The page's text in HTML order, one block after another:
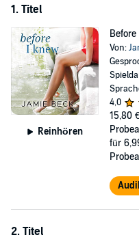
On the second anniversary of
her turbulent marriage. Her
CertainTea, the restaurant
Oregon, with help from her
quits just weeks before the
hire old family friend Alec
could generate buzz, but their
husband's reckless dare cost
Distracted by guilty secrets
and Colby's lives, Alec self-
redeem his reputation and to
destroy the new life he and
1. Titel
Reinhören
Von:
4,0
15,80
für
2. Titel